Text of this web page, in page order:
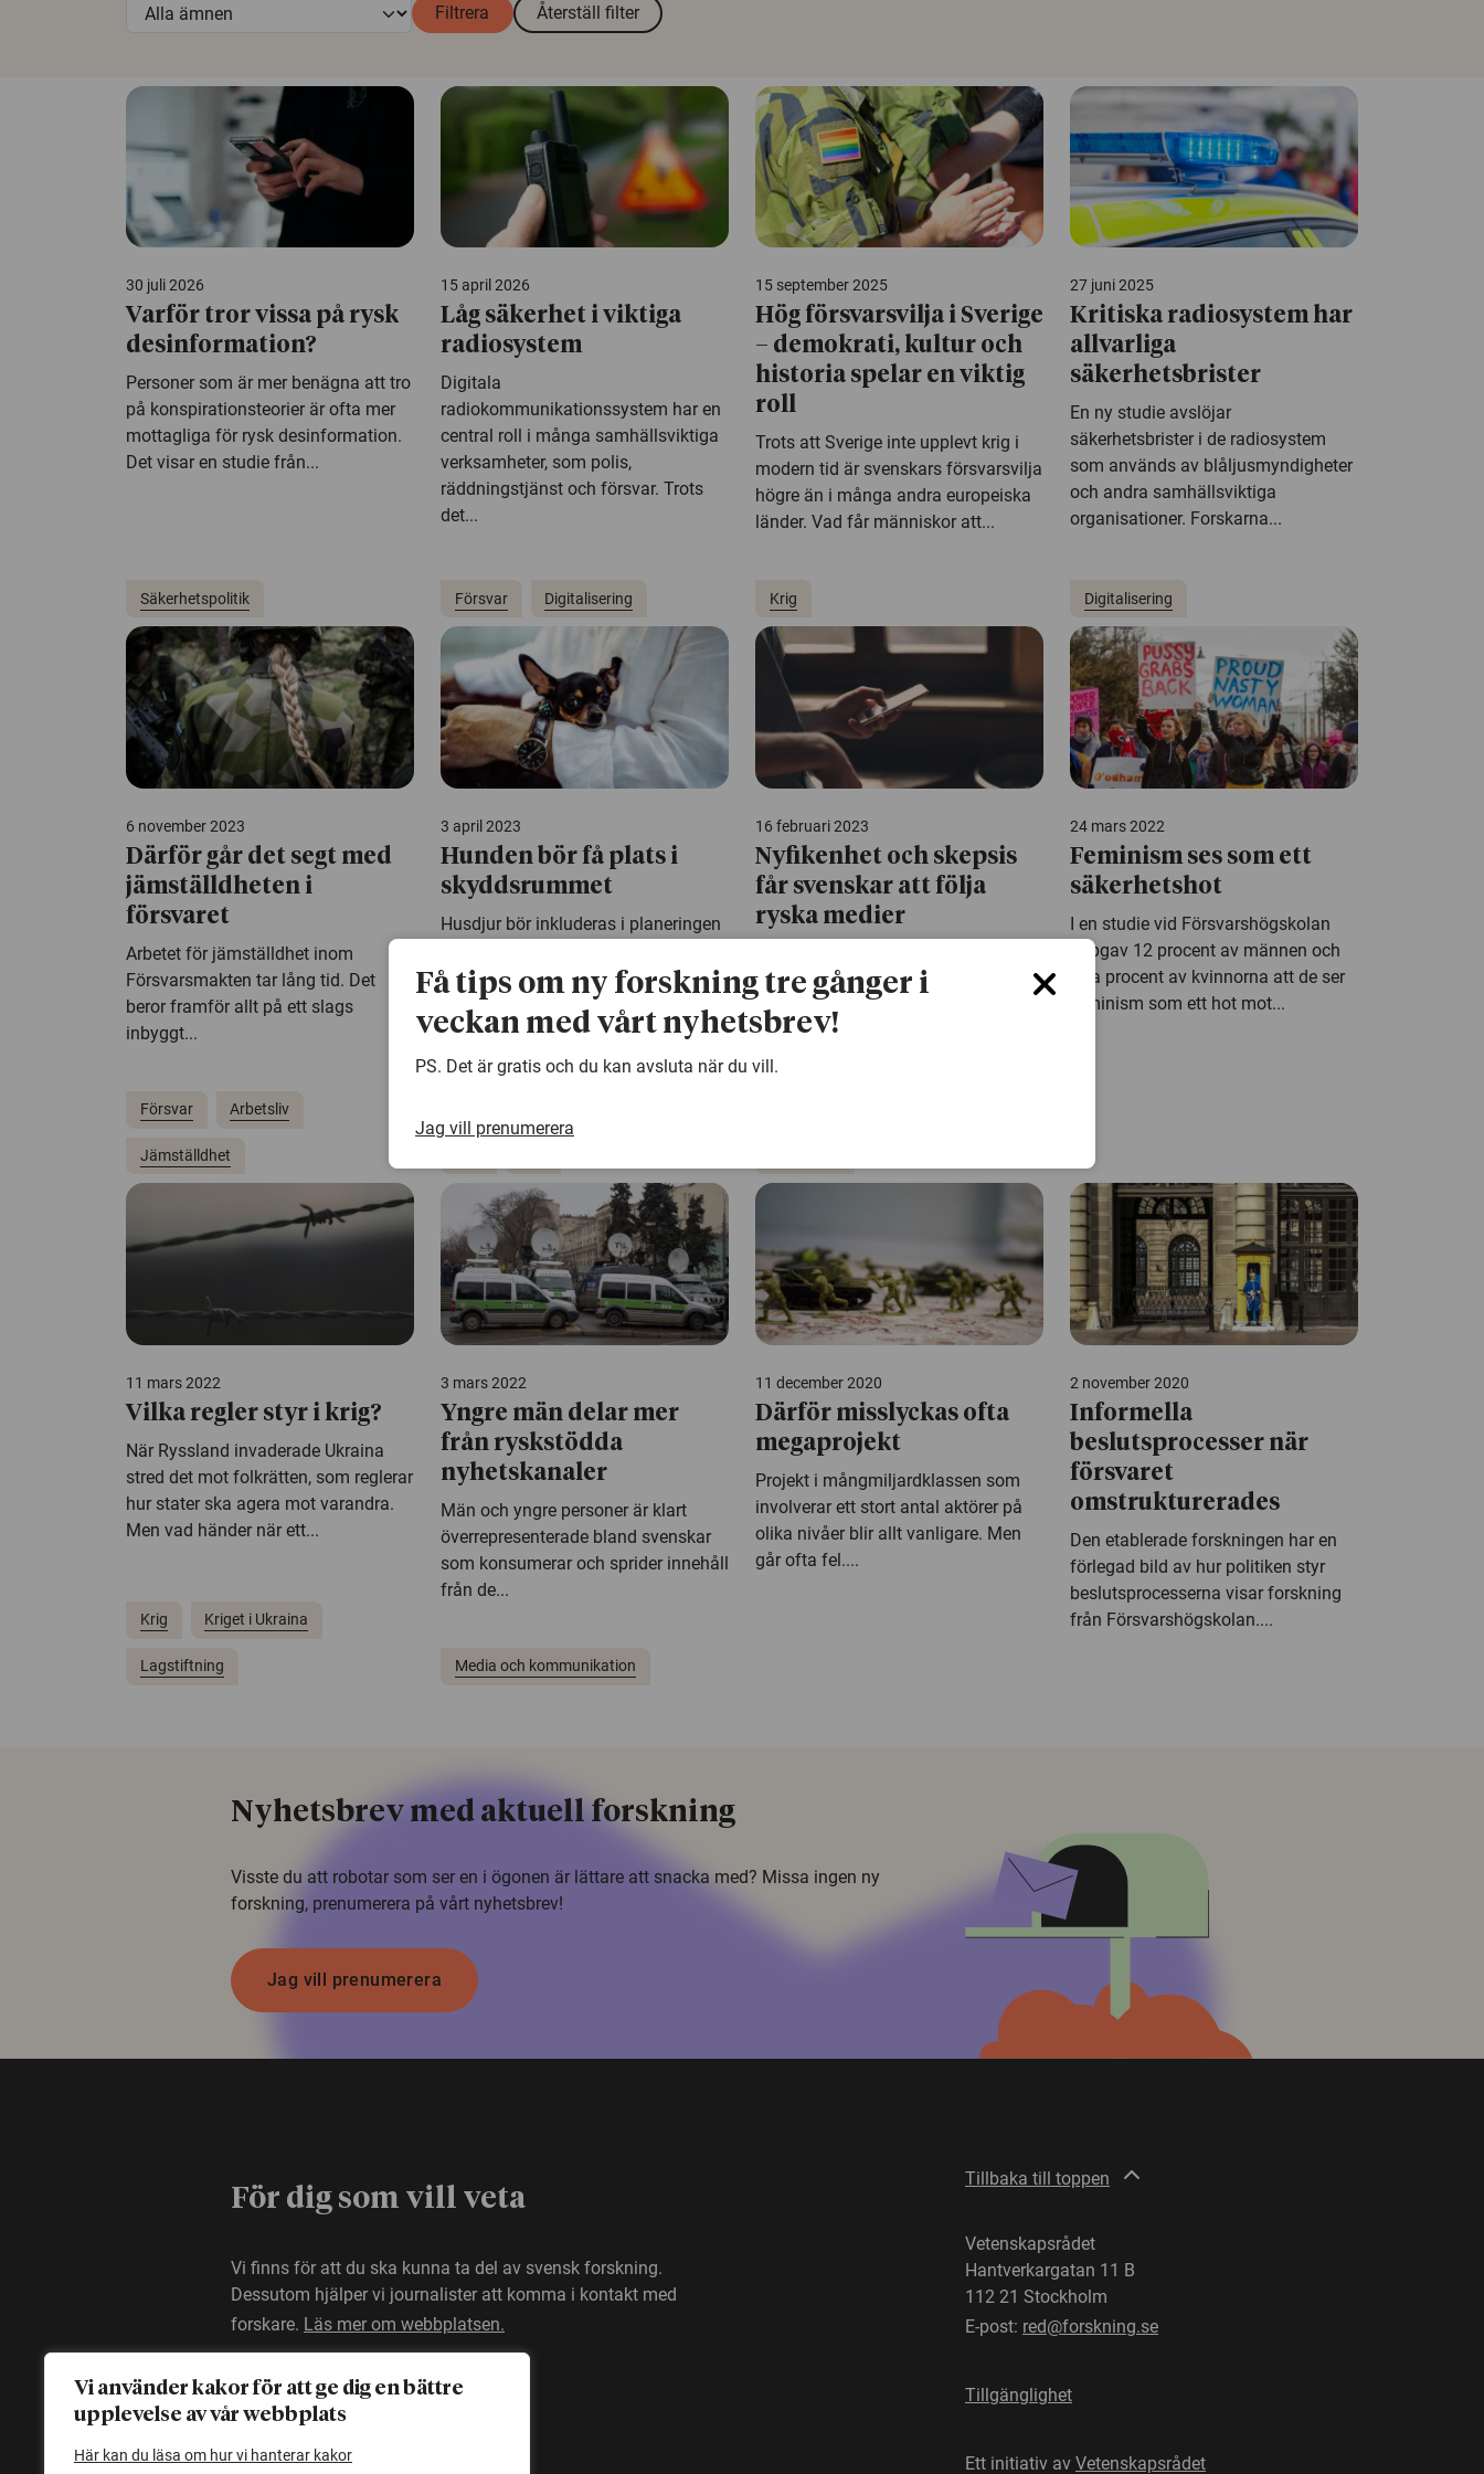
Vi använder kakor för att ge dig en bättre
upplevelse av vår webbplats
Här kan du läsa om hur vi hanterar kakor
Filtrera Återställ filter
30 juli 2026
Varför tror vissa på rysk
desinformation?
Personer som är mer benägna att tro
på konspirationsteorier är ofta mer
mottagliga för rysk desinformation.
Det visar en studie från...
Säkerhetspolitik
15 april 2026
Låg säkerhet i viktiga
radiosystem
Digitala
radiokommunikationssystem har en
central roll i många samhällsviktiga
verksamheter, som polis,
räddningstjänst och försvar. Trots
det...
Försvar Digitalisering
15 september 2025
Hög försvarsvilja i Sverige
– demokrati, kultur och
historia spelar en viktig
roll
Trots att Sverige inte upplevt krig i
modern tid är svenskars försvarsvilja
högre än i många andra europeiska
länder. Vad får människor att...
Krig
27 juni 2025
Kritiska radiosystem har
allvarliga
säkerhetsbrister
En ny studie avslöjar
säkerhetsbrister i de radiosystem
som används av blåljusmyndigheter
och andra samhällsviktiga
organisationer. Forskarna...
Digitalisering
6 november 2023
Därför går det segt med
jämställdheten i
försvaret
Arbetet för jämställdhet inom
Försvarsmakten tar lång tid. Det
beror framför allt på ett slags
inbyggt...
Försvar Arbetsliv
Jämställdhet
3 april 2023
Hunden bör få plats i
skyddsrummet
Husdjur bör inkluderas i planeringen
Försvarshögskolan. Till exempel bör
hunden kunna...
16 februari 2023
Nyfikenhet och skepsis
får svenskar att följa
ryska medier
budskapen, men vill ändå ha koll.
Andra är skeptiska till etablerade
medier. Det finns en...
24 mars 2022
Feminism ses som ett
säkerhetshot
I en studie vid Försvarshögskolan
uppgav 12 procent av männen och
fyra procent av kvinnorna att de ser
feminism som ett hot mot...
11 mars 2022
Vilka regler styr i krig?
När Ryssland invaderade Ukraina
stred det mot folkrätten, som reglerar
hur stater ska agera mot varandra.
Men vad händer när ett...
Krig Kriget i Ukraina
Lagstiftning
3 mars 2022
Yngre män delar mer
från ryskstödda
nyhetskanaler
Män och yngre personer är klart
överrepresenterade bland svenskar
som konsumerar och sprider innehåll
från de...
Media och kommunikation
11 december 2020
Därför misslyckas ofta
megaprojekt
Projekt i mångmiljardklassen som
involverar ett stort antal aktörer på
olika nivåer blir allt vanligare. Men
går ofta fel....
2 november 2020
Informella
beslutsprocesser när
försvaret
omstrukturerades
Den etablerade forskningen har en
förlegad bild av hur politiken styr
beslutsprocesserna visar forskning
från Försvarshögskolan....
Nyhetsbrev med aktuell forskning
Visste du att robotar som ser en i ögonen är lättare att snacka med? Missa ingen ny
forskning, prenumerera på vårt nyhetsbrev!
Jag vill prenumerera
För dig som vill veta
Vi finns för att du ska kunna ta del av svensk forskning.
Dessutom hjälper vi journalister att komma i kontakt med
forskare. Läs mer om webbplatsen.
Tillbaka till toppen
Vetenskapsrådet
Hantverkargatan 11 B
112 21 Stockholm
E-post: red@forskning.se
Tillgänglighet
Ett initiativ av Vetenskapsrådet
Få tips om ny forskning tre gånger i
veckan med vårt nyhetsbrev!
PS. Det är gratis och du kan avsluta när du vill.
Jag vill prenumerera